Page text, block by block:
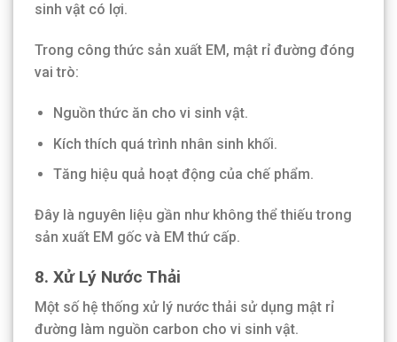
sinh vật có lợi.
Trong công thức sản xuất EM, mật rỉ đường đóng
vai trò:
Nguồn thức ăn cho vi sinh vật.
Kích thích quá trình nhân sinh khối.
Tăng hiệu quả hoạt động của chế phẩm.
Đây là nguyên liệu gần như không thể thiếu trong
sản xuất EM gốc và EM thứ cấp.
8. Xử Lý Nước Thải
Một số hệ thống xử lý nước thải sử dụng mật rỉ
đường làm nguồn carbon cho vi sinh vật.